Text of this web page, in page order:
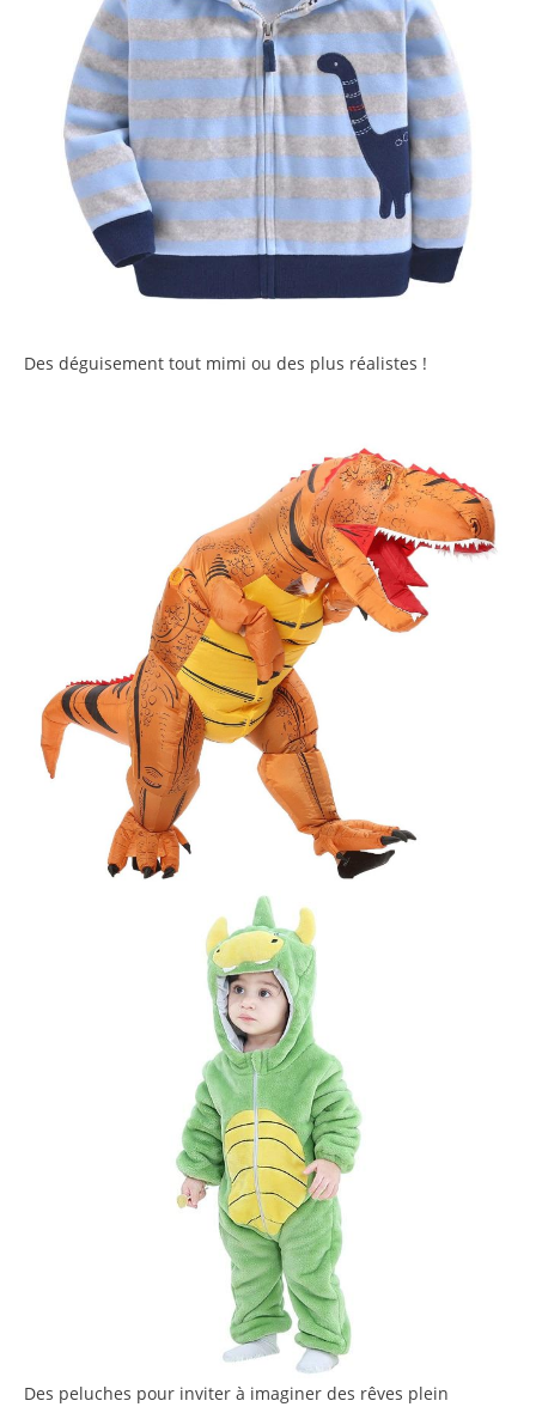
Des déguisement tout mimi ou des plus réalistes !
Des peluches pour inviter à imaginer des rêves plein